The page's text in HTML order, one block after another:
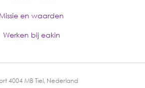
Missie en waarden
Werken bij eakin
4004 MB Tiel, Nederland